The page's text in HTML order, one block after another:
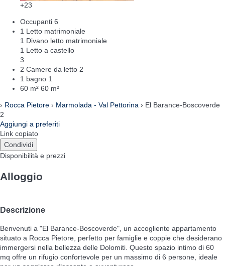
+23
Occupanti 6
1 Letto matrimoniale
1 Divano letto matrimoniale
1 Letto a castello
3
2 Camere da letto 2
1 bagno 1
60 m² 60 m²
› Rocca Pietore › Marmolada - Val Pettorina › El Barance-Boscoverde
2
Aggiungi a preferiti
Link copiato
Condividi
Disponibilità e prezzi
Alloggio
Descrizione
Benvenuti a "El Barance-Boscoverde", un accogliente appartamento
situato a Rocca Pietore, perfetto per famiglie e coppie che desiderano
immergersi nella bellezza delle Dolomiti. Questo spazio intimo di 60
mq offre un rifugio confortevole per un massimo di 6 persone, ideale